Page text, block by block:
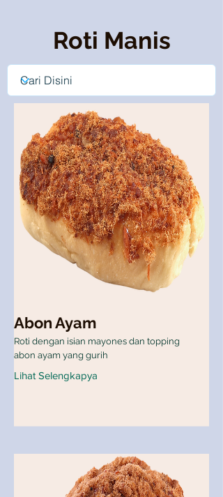
Roti Manis
Abon Ayam
Roti dengan isian mayones dan topping
abon ayam yang gurih
Lihat Selengkapya